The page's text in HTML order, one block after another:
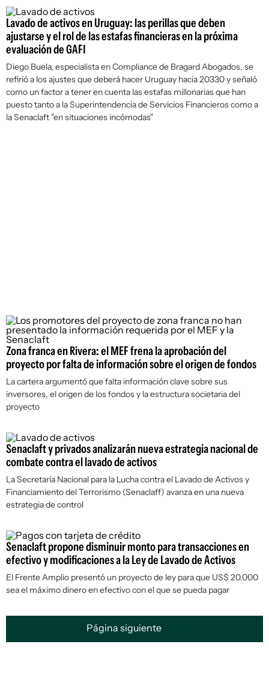
Lavado de activos en Uruguay: las perillas que deben
ajustarse y el rol de las estafas financieras en la próxima
evaluación de GAFI
Diego Buela, especialista en Compliance de Bragard Abogados, se
refirió a los ajustes que deberá hacer Uruguay hacia 20330 y señaló
como un factor a tener en cuenta las estafas millonarias que han
puesto tanto a la Superintendencia de Servicios Financieros como a
la Senaclaft "en situaciones incómodas"
Zona franca en Rivera: el MEF frena la aprobación del
proyecto por falta de información sobre el origen de fondos
La cartera argumentó que falta información clave sobre sus
inversores, el origen de los fondos y la estructura societaria del
proyecto
Senaclaft y privados analizarán nueva estrategia nacional de
combate contra el lavado de activos
La Secretaría Nacional para la Lucha contra el Lavado de Activos y
Financiamiento del Terrorismo (Senaclaff) avanza en una nueva
estrategia de control
Senaclaft propone disminuir monto para transacciones en
efectivo y modificaciones a la Ley de Lavado de Activos
El Frente Amplio presentó un proyecto de ley para que US$ 20.000
sea el máximo dinero en efectivo con el que se pueda pagar
Página siguiente